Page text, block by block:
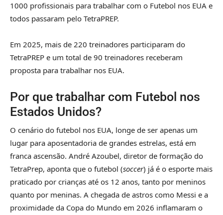
1000 profissionais para trabalhar com o Futebol nos EUA e
todos passaram pelo TetraPREP.
Em 2025, mais de 220 treinadores participaram do
TetraPREP e um total de 90 treinadores receberam
proposta para trabalhar nos EUA.
Por que trabalhar com Futebol nos
Estados Unidos?
O cenário do futebol nos EUA, longe de ser apenas um
lugar para aposentadoria de grandes estrelas, está em
franca ascensão. André Azoubel, diretor de formação do
TetraPrep, aponta que o futebol (soccer) já é o esporte mais
praticado por crianças até os 12 anos, tanto por meninos
quanto por meninas. A chegada de astros como Messi e a
proximidade da Copa do Mundo em 2026 inflamaram o